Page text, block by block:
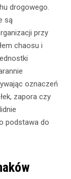
drogowego.
są
przy
chaosu i
oznaczeń
zapora czy
podstawa do